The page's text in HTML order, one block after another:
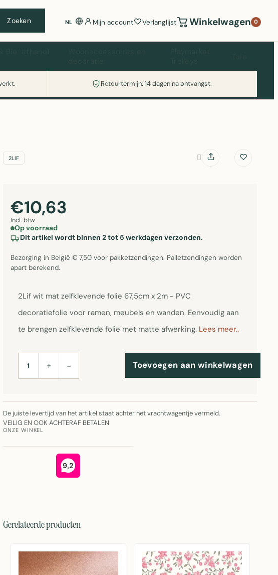
Zoeken NL Mijn account Verlanglijst Winkelwagen 0
Retourtermijn: 14 dagen na ontvangst.
2LIF
€10,63
Incl. btw
Op voorraad
Dit artikel wordt binnen 2 tot 5 werkdagen verzonden.
Bezorging in België € 7,50 voor pakketzendingen. Palletzendingen worden
apart berekend.
2Lif wit mat zelfklevende folie 67,5cm x 2m - PVC
decoratiefolie voor ramen, meubels en wanden. Eenvoudig aan
te brengen zelfklevende folie met matte afwerking. Lees meer..
AANTAL+ − Toevoegen aan winkelwagen
De juiste levertijd van het artikel staat achter het vrachtwagentje vermeld.
VEILIG EN OOK ACHTERAF BETALEN
ONZE WINKEL
Gerelateerde producten